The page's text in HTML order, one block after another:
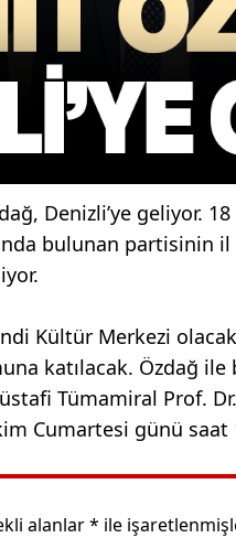
Denizli’ye geliyor.
bulunan partisinin il
Kültür Merkezi
katılacak. Özdağ
Tümamiral Prof.
Cumartesi günü saat
alanlar* ile